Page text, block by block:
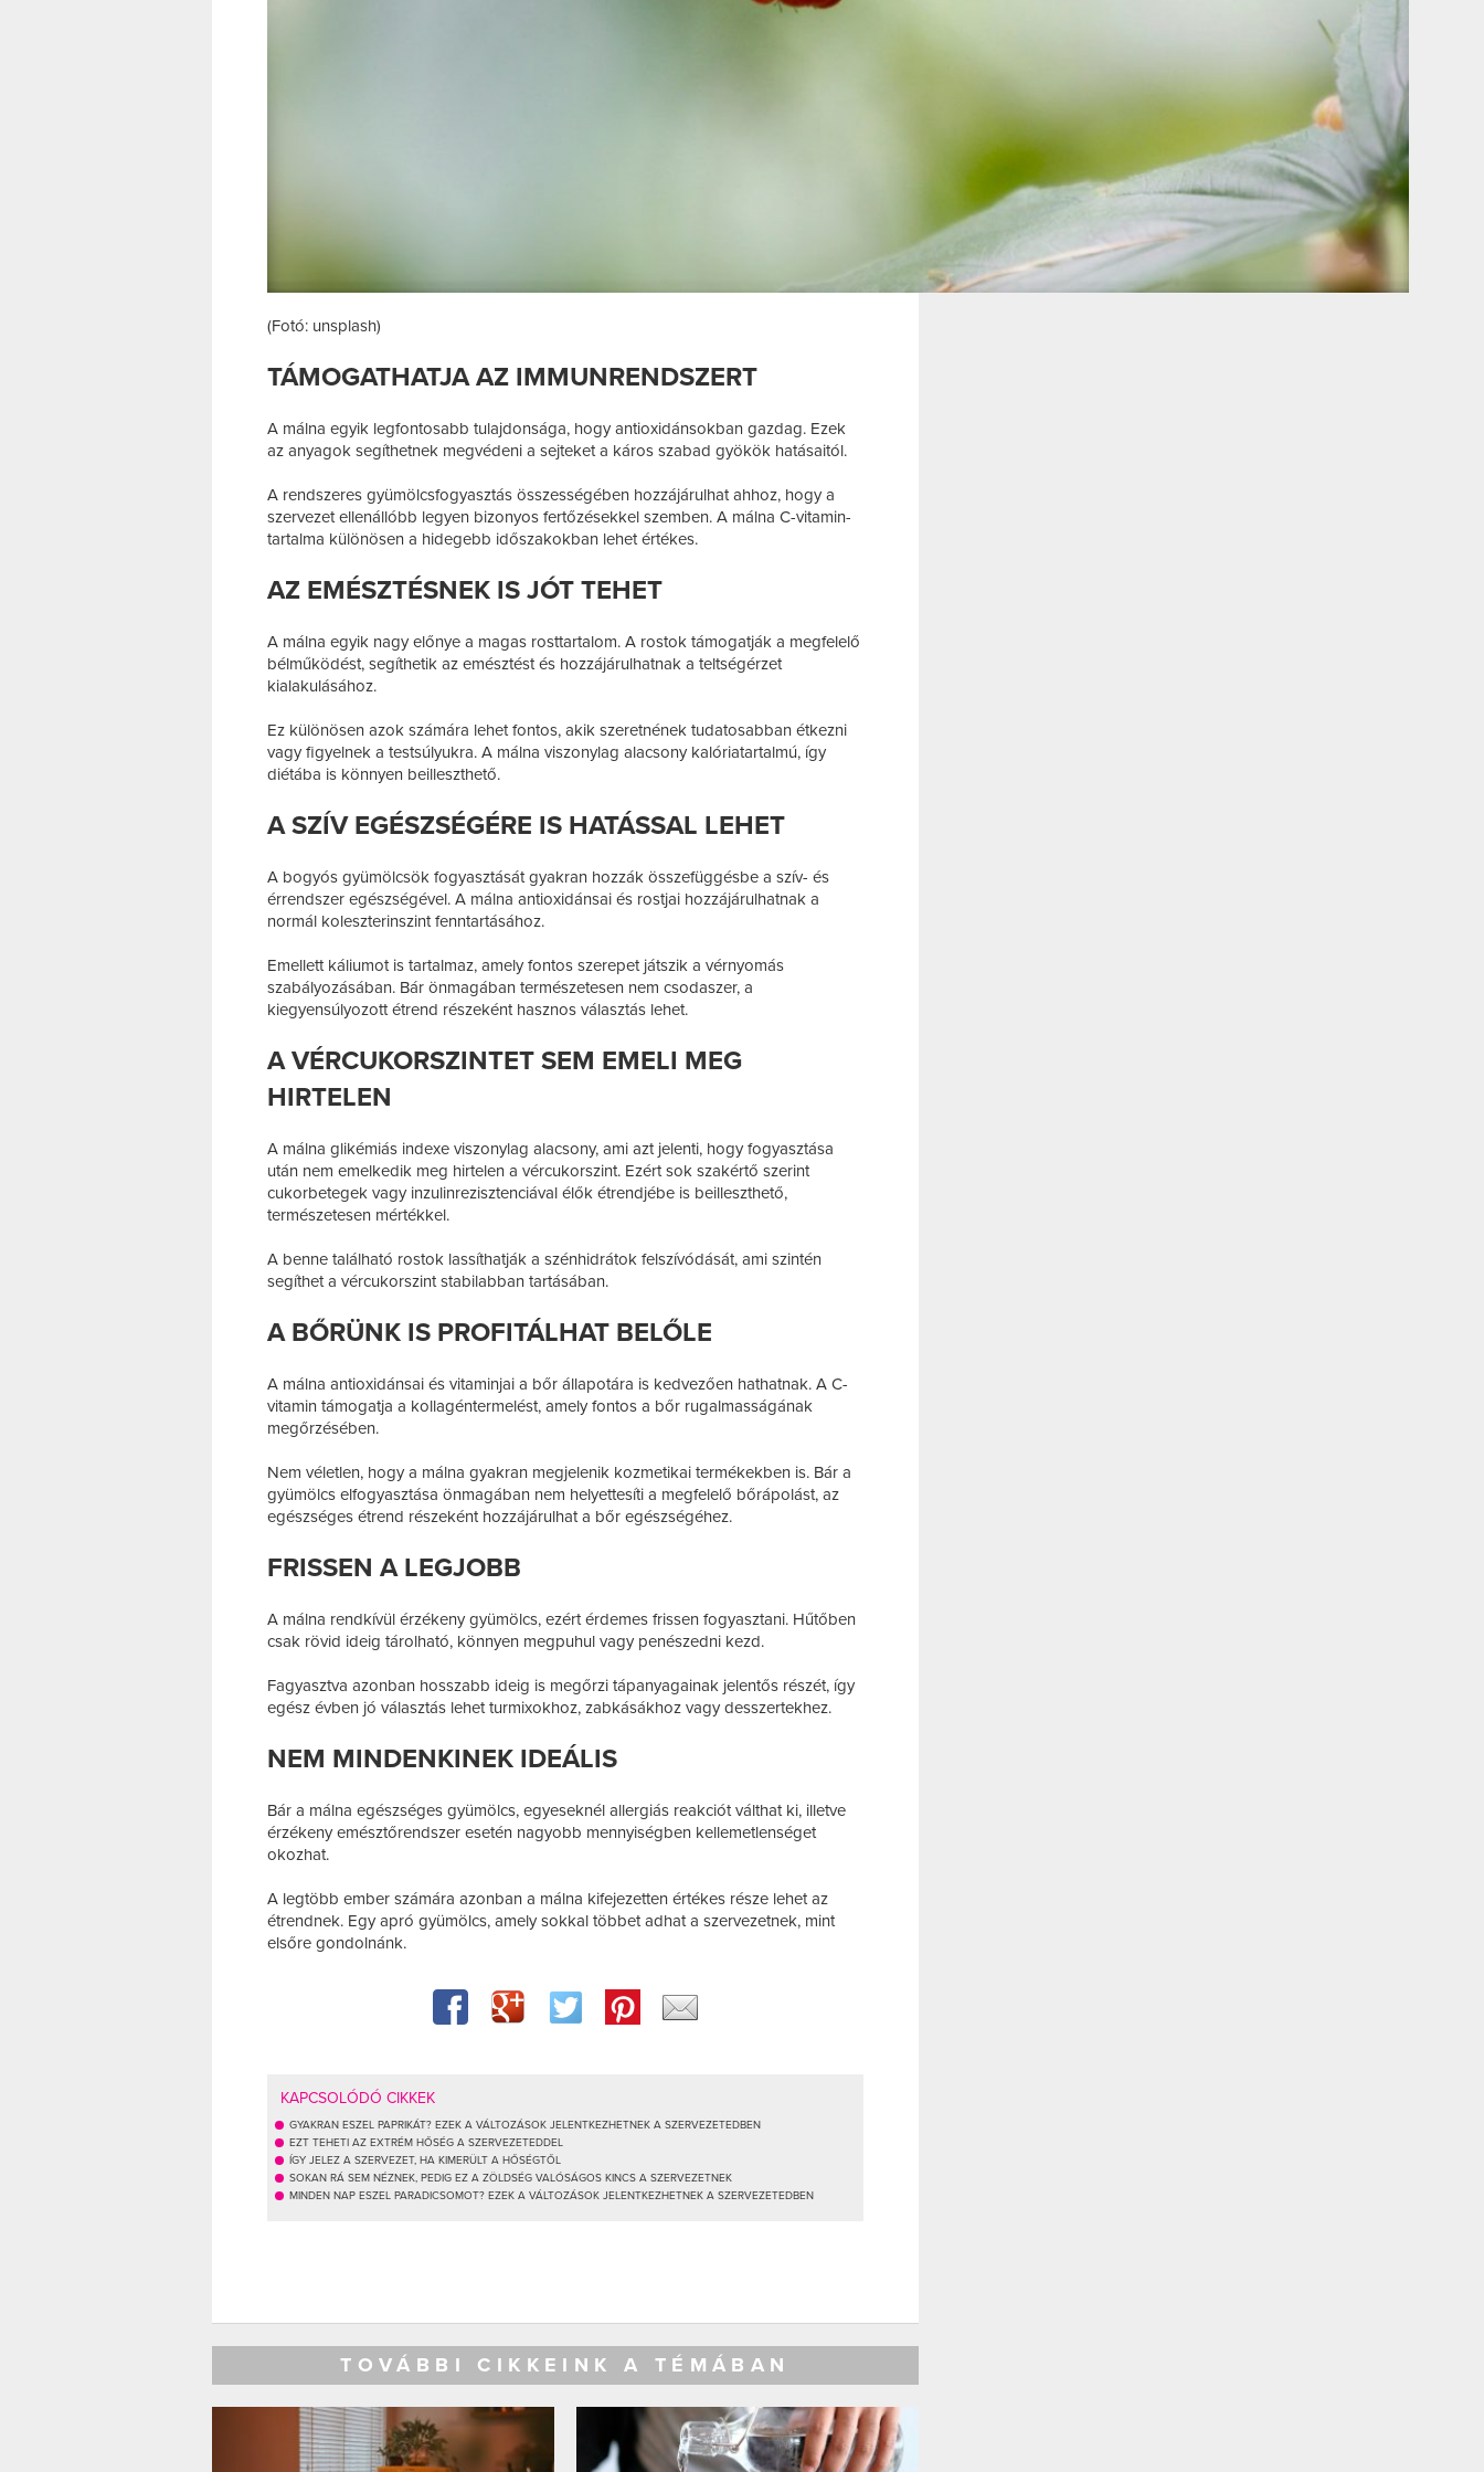
(Fotó: unsplash)
TÁMOGATHATJA AZ IMMUNRENDSZERT
A málna egyik legfontosabb tulajdonsága, hogy antioxidánsokban gazdag. Ezek
az anyagok segíthetnek megvédeni a sejteket a káros szabad gyökök hatásaitól.
A rendszeres gyümölcsfogyasztás összességében hozzájárulhat ahhoz, hogy a
szervezet ellenállóbb legyen bizonyos fertőzésekkel szemben. A málna C-vitamin-
tartalma különösen a hidegebb időszakokban lehet értékes.
AZ EMÉSZTÉSNEK IS JÓT TEHET
A málna egyik nagy előnye a magas rosttartalom. A rostok támogatják a megfelelő
bélműködést, segíthetik az emésztést és hozzájárulhatnak a teltségérzet
kialakulásához.
Ez különösen azok számára lehet fontos, akik szeretnének tudatosabban étkezni
vagy figyelnek a testsúlyukra. A málna viszonylag alacsony kalóriatartalmú, így
diétába is könnyen beilleszthető.
A SZÍV EGÉSZSÉGÉRE IS HATÁSSAL LEHET
A bogyós gyümölcsök fogyasztását gyakran hozzák összefüggésbe a szív- és
érrendszer egészségével. A málna antioxidánsai és rostjai hozzájárulhatnak a
normál koleszterinszint fenntartásához.
Emellett káliumot is tartalmaz, amely fontos szerepet játszik a vérnyomás
szabályozásában. Bár önmagában természetesen nem csodaszer, a
kiegyensúlyozott étrend részeként hasznos választás lehet.
A VÉRCUKORSZINTET SEM EMELI MEG
HIRTELEN
A málna glikémiás indexe viszonylag alacsony, ami azt jelenti, hogy fogyasztása
után nem emelkedik meg hirtelen a vércukorszint. Ezért sok szakértő szerint
cukorbetegek vagy inzulinrezisztenciával élők étrendjébe is beilleszthető,
természetesen mértékkel.
A benne található rostok lassíthatják a szénhidrátok felszívódását, ami szintén
segíthet a vércukorszint stabilabban tartásában.
A BŐRÜNK IS PROFITÁLHAT BELŐLE
A málna antioxidánsai és vitaminjai a bőr állapotára is kedvezően hathatnak. A C-
vitamin támogatja a kollagéntermelést, amely fontos a bőr rugalmasságának
megőrzésében.
Nem véletlen, hogy a málna gyakran megjelenik kozmetikai termékekben is. Bár a
gyümölcs elfogyasztása önmagában nem helyettesíti a megfelelő bőrápolást, az
egészséges étrend részeként hozzájárulhat a bőr egészségéhez.
FRISSEN A LEGJOBB
A málna rendkívül érzékeny gyümölcs, ezért érdemes frissen fogyasztani. Hűtőben
csak rövid ideig tárolható, könnyen megpuhul vagy penészedni kezd.
Fagyasztva azonban hosszabb ideig is megőrzi tápanyagainak jelentős részét, így
egész évben jó választás lehet turmixokhoz, zabkásákhoz vagy desszertekhez.
NEM MINDENKINEK IDEÁLIS
Bár a málna egészséges gyümölcs, egyeseknél allergiás reakciót válthat ki, illetve
érzékeny emésztőrendszer esetén nagyobb mennyiségben kellemetlenséget
okozhat.
A legtöbb ember számára azonban a málna kifejezetten értékes része lehet az
étrendnek. Egy apró gyümölcs, amely sokkal többet adhat a szervezetnek, mint
elsőre gondolnánk.
KAPCSOLÓDÓ CIKKEK
GYAKRAN ESZEL PAPRIKÁT? EZEK A VÁLTOZÁSOK JELENTKEZHETNEK A SZERVEZETEDBEN
EZT TEHETI AZ EXTRÉM HŐSÉG A SZERVEZETEDDEL
ÍGY JELEZ A SZERVEZET, HA KIMERÜLT A HŐSÉGTŐL
SOKAN RÁ SEM NÉZNEK, PEDIG EZ A ZÖLDSÉG VALÓSÁGOS KINCS A SZERVEZETNEK
MINDEN NAP ESZEL PARADICSOMOT? EZEK A VÁLTOZÁSOK JELENTKEZHETNEK A SZERVEZETEDBEN
TOVÁBBI CIKKEINK A TÉMÁBAN